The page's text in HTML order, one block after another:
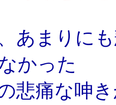
あまりに
かった
悲痛な呻